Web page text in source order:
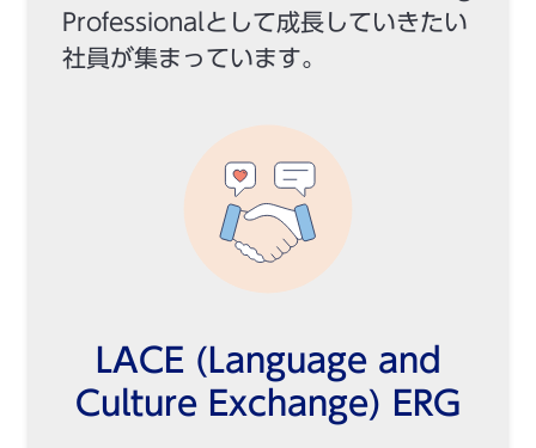
Professionalとして成長していきたい
社員が集まっています。
LACE (Language and
Culture Exchange) ERG